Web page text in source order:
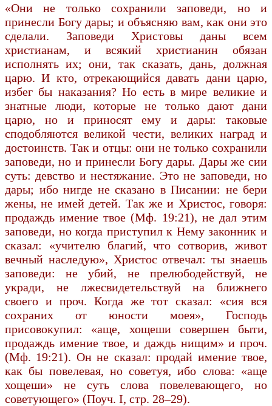
«Они не только сохранили заповеди, но и
принесли Богу дары; и объясняю вам, как они это
сделали. Заповеди Христовы даны всем
христианам, и всякий христианин обязан
исполнять их; они, так сказать, дань, должная
царю. И кто, отрекающийся давать дани царю,
избег бы наказания? Но есть в мире великие и
знатные люди, которые не только дают дани
царю, но и приносят ему и дары: таковые
сподобляются великой чести, великих наград и
достоинств. Так и отцы: они не только сохранили
заповеди, но и принесли Богу дары. Дары же сии
суть: девство и нестяжание. Это не заповеди, но
дары; ибо нигде не сказано в Писании: не бери
жены, не имей детей. Так же и Христос, говоря:
продаждь имение твое (Мф. 19:21), не дал этим
заповеди, но когда приступил к Нему законник и
сказал: «учителю благий, что сотворив, живот
вечный наследую», Христос отвечал: ты знаешь
заповеди: не убий, не прелюбодействуй, не
укради, не лжесвидетельствуй на ближнего
своего и проч. Когда же тот сказал: «сия вся
сохраних от юности моея», Господь
присовокупил: «аще, хощеши совершен быти,
продаждь имение твое, и даждь нищим» и проч.
(Мф. 19:21). Он не сказал: продай имение твое,
как бы повелевая, но советуя, ибо слова: «аще
хощеши» не суть слова повелевающего, но
советующего» (Поуч. I, стр. 28–29).